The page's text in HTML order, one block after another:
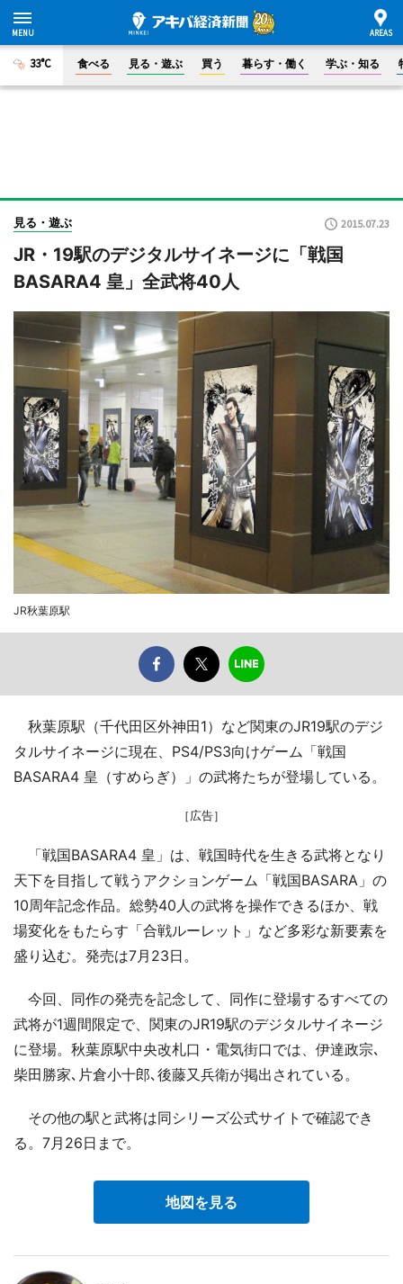
33°C 食べる 見る・遊ぶ 買う 暮らす・働く 学ぶ・知る
見る・遊ぶ 2015.07.23
JR・19駅のデジタルサイネージに「戦国
BASARA4 皇」全武将40人
JR秋葉原駅
秋葉原駅（千代田区外神田1）など関東のJR19駅のデジ
タルサイネージに現在、PS4/PS3向けゲーム「戦国
BASARA4 皇（すめらぎ）」の武将たちが登場している。
［広告］
「戦国BASARA4 皇」は、戦国時代を生きる武将となり
天下を目指して戦うアクションゲーム「戦国BASARA」の
10周年記念作品。総勢40人の武将を操作できるほか、戦
場変化をもたらす「合戦ルーレット」など多彩な新要素を
盛り込む。発売は7月23日。
今回、同作の発売を記念して、同作に登場するすべての
武将が1週間限定で、関東のJR19駅のデジタルサイネージ
に登場。秋葉原駅中央改札口・電気街口では、伊達政宗､
柴田勝家､片倉小十郎､後藤又兵衛が掲出されている。
その他の駅と武将は同シリーズ公式サイトで確認でき
る。7月26日まで。
地図を見る